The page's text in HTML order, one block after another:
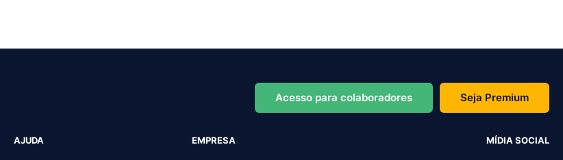
Acesso para colaboradores Seja Premium
AJUDA EMPRESA MÍDIA SOCIAL